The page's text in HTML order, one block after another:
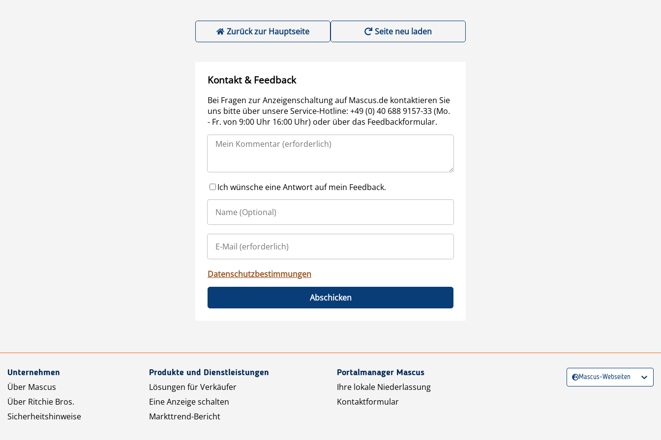
Zurück zur Hauptseite Seite neu laden
Kontakt & Feedback
Bei Fragen zur Anzeigenschaltung auf Mascus.de kontaktieren Sie
uns bitte über unsere Service-Hotline: +49 (0) 40 688 9157-33 (Mo.
- Fr. von 9:00 Uhr 16:00 Uhr) oder über das Feedbackformular.
Ich wünsche eine Antwort auf mein Feedback.
Datenschutzbestimmungen
Abschicken
Unternehmen
Über Mascus
Über Ritchie Bros.
Sicherheitshinweise
Produkte und Dienstleistungen
Lösungen für Verkäufer
Eine Anzeige schalten
Markttrend-Bericht
Portalmanager Mascus
Ihre lokale Niederlassung
Kontaktformular
Mascus-Webseiten